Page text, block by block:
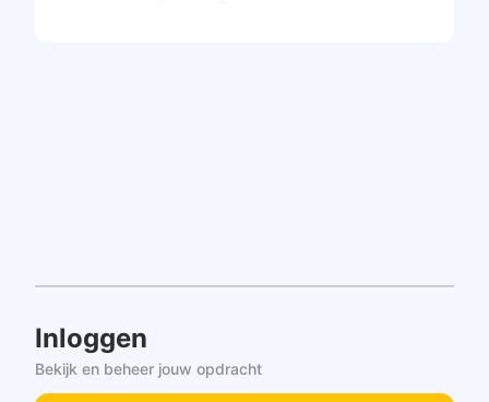
Inloggen
Bekijk en beheer jouw opdracht